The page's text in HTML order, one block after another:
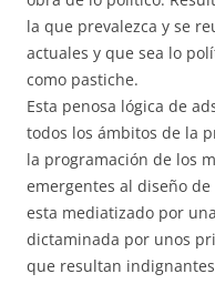
la que prevalezca y se
actuales y que sea lo
como pastiche.
Esta penosa lógica de
todos los ámbitos de la
la programación de los
emergentes al diseño
esta mediatizado por
dictaminada por unos
que resultan